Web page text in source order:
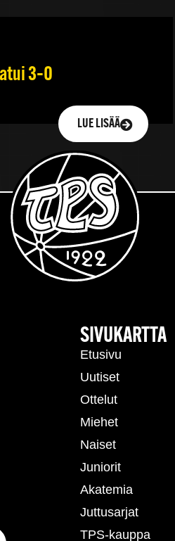
3–0
LUE LISÄÄ
SIVUKARTTA
Etusivu
Uutiset
Ottelut
Miehet
Naiset
Juniorit
Akatemia
Juttusarjat
TPS-kauppa